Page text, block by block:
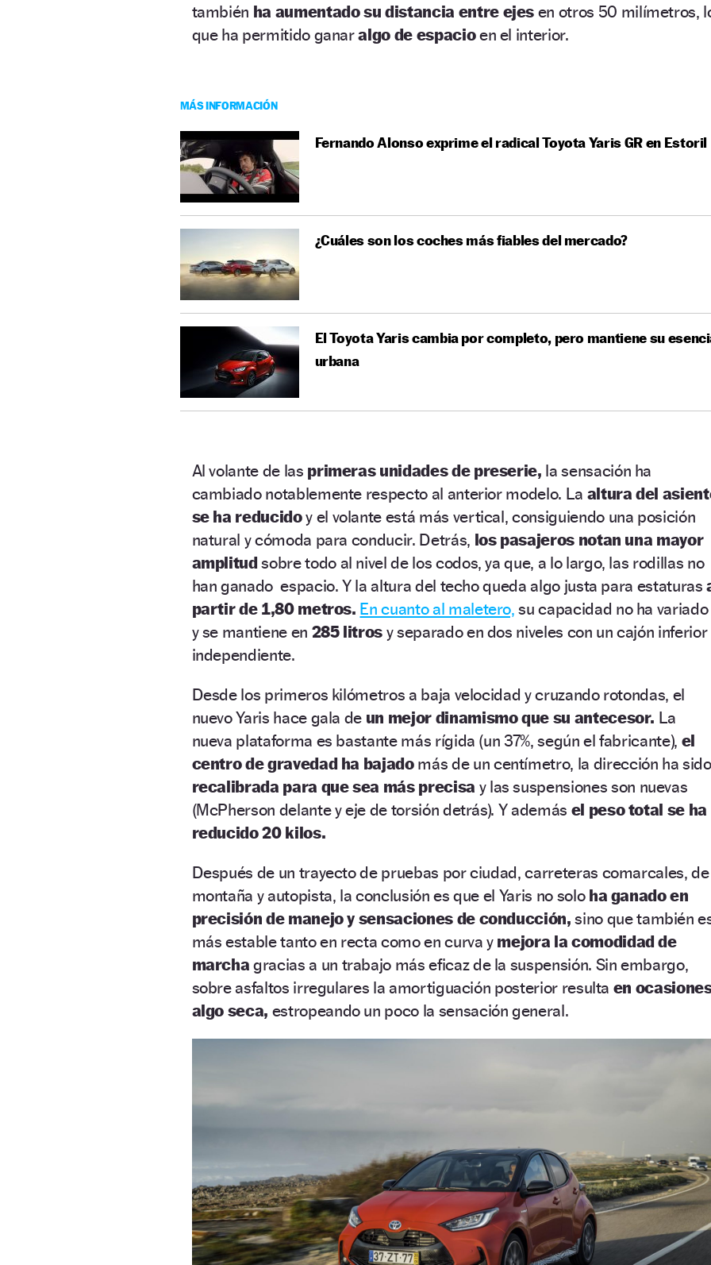
también ha aumentado su distancia entre ejes en otros 50 milímetros,
que ha permitido ganaralgo de espacioen el interior.
MÁS INFORMACIÓN
Fernando Alonso exprime el radical Toyota Yaris GR en Estoril
¿Cuáles son los coches más fiables del mercado?
El Toyota Yaris cambia por completo, pero mantiene su
urbana
Al volante de las primeras unidades de preserie, la sensación ha
cambiado notablemente respecto al anterior modelo. La altura del
se ha reducidoy el volante está más vertical, consiguiendo una posición
natural y cómoda para conducir. Detrás, los pasajeros notan una mayor
amplitudsobre todo al nivel de los codos, ya que, a lo largo, las rodillas no
han ganado espacio. Y la altura del techo queda algo justa para estaturas
partir de 1,80 metros. En cuanto al maletero, su capacidad no ha variado
y se mantiene en 285 litros y separado en dos niveles con un cajón inferior
independiente.
Desde los primeros kilómetros a baja velocidad y cruzando rotondas, el
nuevo Yaris hace gala de un mejor dinamismo que su antecesor. La
nueva plataforma es bastante más rígida (un 37%, según el fabricante), el
centro de gravedad ha bajadomás de un centímetro, la dirección ha sido
recalibrada para que sea más precisa y las suspensiones son nuevas
(McPherson delante y eje de torsión detrás). Y además el peso total se ha
reducido 20 kilos.
Después de un trayecto de pruebas por ciudad, carreteras comarcales, de
montaña y autopista, la conclusión es que el Yaris no soloha ganado en
precisión de manejo y sensaciones de conducción, sino que también
más estable tanto en recta como en curva ymejora la comodidad de
marcha gracias a un trabajo más eficaz de la suspensión. Sin embargo,
sobre asfaltos irregulares la amortiguación posterior resulta en
algo seca, estropeando un poco la sensación general.